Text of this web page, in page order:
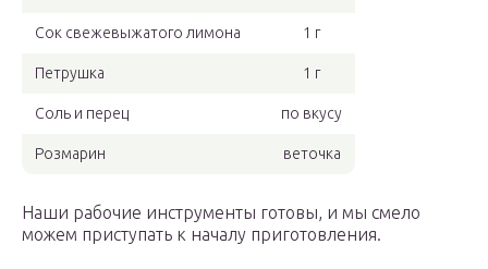
Сок свежевыжатого лимона 1 г
Петрушка 1 г
Соль и перец по вкусу
Розмарин веточка
Наши рабочие инструменты готовы, и мы смело
можем приступать к началу приготовления.